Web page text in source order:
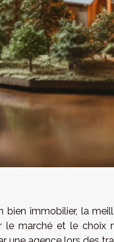
bien immobilier, la
le marché et le choix